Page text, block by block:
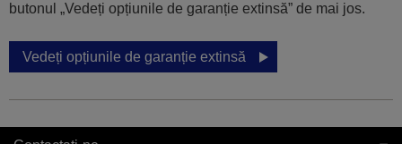
butonul „Vedeți opțiunile de garanție extinsă” de mai jos.
Vedeți opțiunile de garanție extinsă